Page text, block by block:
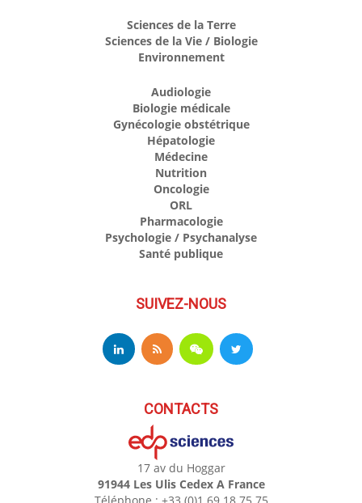
Sciences de la Terre
Sciences de la Vie / Biologie
Environnement
Audiologie
Biologie médicale
Gynécologie obstétrique
Hépatologie
Médecine
Nutrition
Oncologie
ORL
Pharmacologie
Psychologie / Psychanalyse
Santé publique
SUIVEZ-NOUS
CONTACTS
17 av du Hoggar
91944 Les Ulis Cedex A France